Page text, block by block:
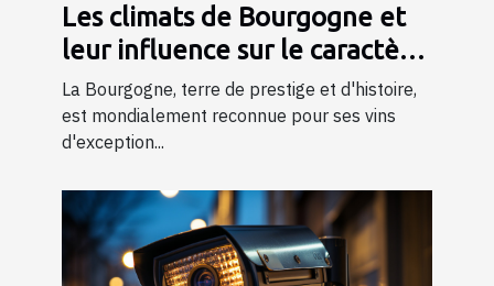
Les climats de Bourgogne et
leur influence sur le caractère
du vin
La Bourgogne, terre de prestige et d'histoire,
est mondialement reconnue pour ses vins
d'exception...